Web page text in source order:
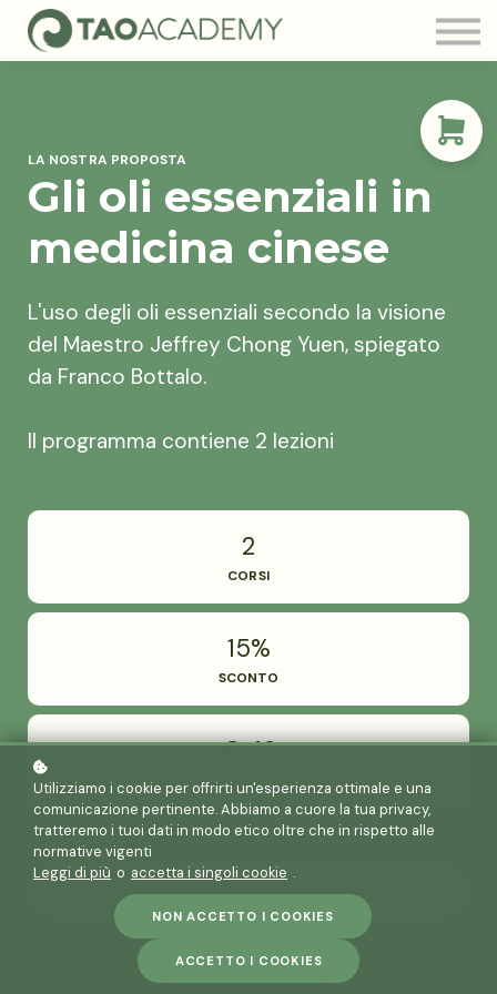
Tao Community
Blog
LA NOSTRA PROPOSTA
Gli oli essenziali in
medicina cinese
L'uso degli oli essenziali secondo la visione
del Maestro Jeffrey Chong Yuen, spiegato
da Franco Bottalo.
Il programma contiene 2 lezioni
2
CORSI
15%
SCONTO
€ 42
RISPARMI
AGGIUNGI AL CARRELLO € 238
Utilizziamo i cookie per offrirti un'esperienza ottimale e una
comunicazione pertinente. Abbiamo a cuore la tua privacy,
tratteremo i tuoi dati in modo etico oltre che in rispetto alle
normative vigenti
Leggi di più o accetta i singoli cookie .
NON ACCETTO I COOKIES
ACCETTO I COOKIES